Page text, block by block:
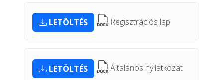
LETÖLTÉS Regisztrációs lap
LETÖLTÉS Általános nyilatkozat